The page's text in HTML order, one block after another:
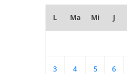
L Ma Mi J
3 4 5 6